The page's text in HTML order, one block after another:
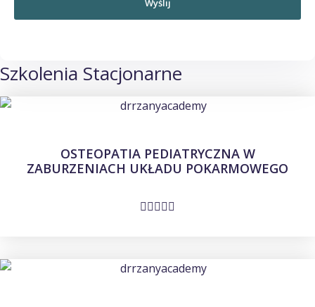
Szkolenia Stacjonarne
OSTEOPATIA PEDIATRYCZNA W
ZABURZENIACH UKŁADU POKARMOWEGO